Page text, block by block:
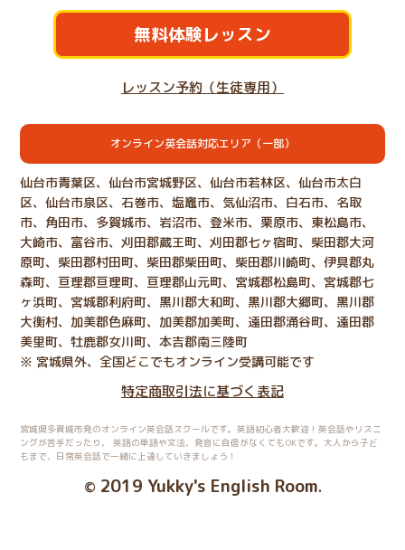
無料体験レッスン
レッスン予約（生徒専用）
オンライン英会話対応エリア（一部）
仙台市青葉区、仙台市宮城野区、仙台市若林区、仙台市太白
区、仙台市泉区、石巻市、塩竈市、気仙沼市、白石市、名取
市、角田市、多賀城市、岩沼市、登米市、栗原市、東松島市、
大崎市、富谷市、刈田郡蔵王町、刈田郡七ヶ宿町、柴田郡大河
原町、柴田郡村田町、柴田郡柴田町、柴田郡川崎町、伊具郡丸
森町、亘理郡亘理町、亘理郡山元町、宮城郡松島町、宮城郡七
ヶ浜町、宮城郡利府町、黒川郡大和町、黒川郡大郷町、黒川郡
大衡村、加美郡色麻町、加美郡加美町、遠田郡涌谷町、遠田郡
美里町、牡鹿郡女川町、本吉郡南三陸町
※ 宮城県外、全国どこでもオンライン受講可能です
特定商取引法に基づく表記
宮城県多賀城市発のオンライン英会話スクールです。英語初心者大歓迎！英会話やリスニ
ングが苦手だったり、
英語の単語や文法、発音に自信がなくてもOKです。大人から子ど
もまで、日常英会話で一緒に上達していきましょう！
© 2019 Yukky's English Room.